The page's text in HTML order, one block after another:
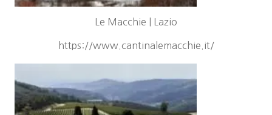
Le Macchie | Lazio
https://www.cantinalemacchie.it/